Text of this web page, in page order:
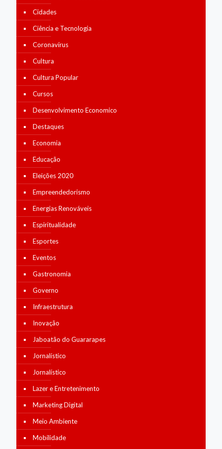
Cidades
Ciência e Tecnologia
Coronavírus
Cultura
Cultura Popular
Cursos
Desenvolvimento Economico
Destaques
Economia
Educação
Eleições 2020
Empreendedorismo
Energias Renováveis
Espiritualidade
Esportes
Eventos
Gastronomia
Governo
Infraestrutura
Inovação
Jaboatão do Guararapes
Jornalístico
Jornalístico
Lazer e Entretenimento
Marketing Digital
Meio Ambiente
Mobilidade